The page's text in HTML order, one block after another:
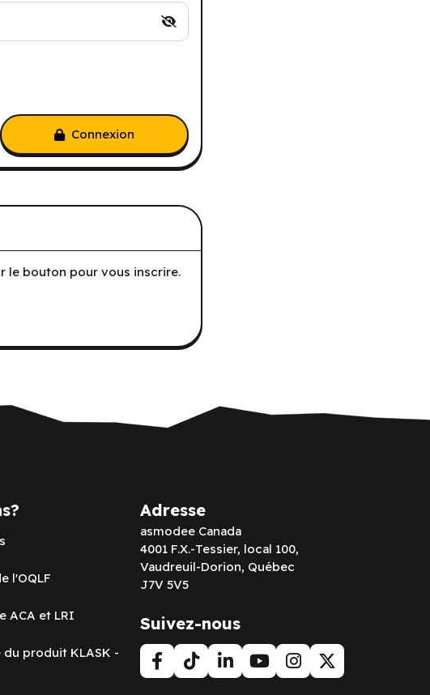
Connexion
le bouton pour vous inscrire.
l'OQLF
ACA et LRI
produit KLASK -
Adresse
asmodee Canada
4001 F.X.-Tessier, local 100,
Vaudreuil-Dorion, Québec
J7V 5V5
Suivez-nous